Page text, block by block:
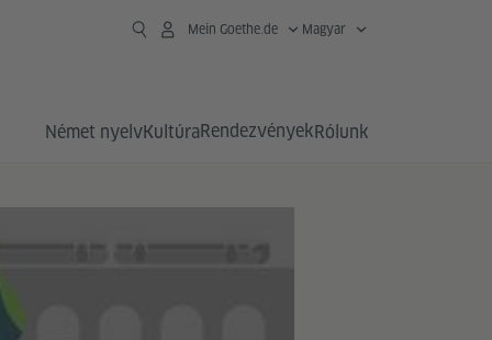
Mein Goethe.de Magyar
Német nyelvKultúraRendezvényekRólunk